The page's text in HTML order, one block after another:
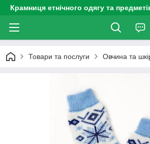
Крамниця етнічного одягу та
Товари та послуги Овчина та